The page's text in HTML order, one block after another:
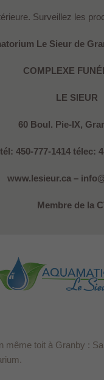
Surveillez les
Le Sieur de
COMPLEXE
LE SIEUR
60 Boul. Pie-IX,
tél: 450-777-1414 télec:
www.lesieur.ca –
Membre de la
même toit à Granby :